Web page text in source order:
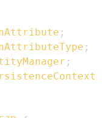
;
;
;